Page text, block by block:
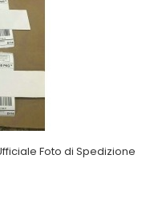
Foto di Spedizione